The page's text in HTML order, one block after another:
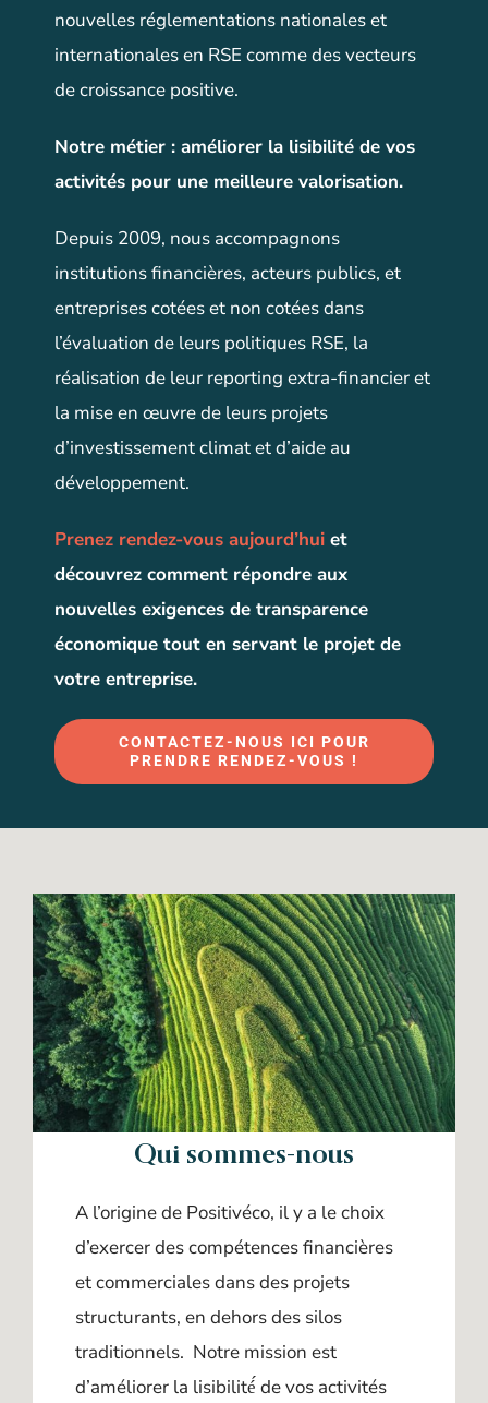
nouvelles réglementations nationales et
internationales en RSE comme des vecteurs
de croissance positive.
Notre métier :améliorer la lisibilité de vos
activités pour une meilleure valorisation.
Depuis 2009, nous accompagnons
institutions financières, acteurs publics, et
entreprises cotées et non cotées dans
l’évaluation de leurs politiques RSE, la
réalisation de leur reporting extra-financier et
la mise en œuvre de leurs projets
d’investissement climat et d’aide au
développement.
Prenez rendez-vous aujourd’huiet
découvrez comment répondre aux
nouvelles exigences de transparence
économique tout en servant le projet de
votre entreprise.
CONTACTEZ-NOUS ICI POUR
PRENDRE RENDEZ-VOUS !
Qui sommes-nous
A l’origine de Positivéco, il y a le choix
d’exercer des compétences financières
et commerciales dans des projets
structurants, en dehors des silos
traditionnels. Notre mission est
d’améliorer la lisibilité́ de vos activités